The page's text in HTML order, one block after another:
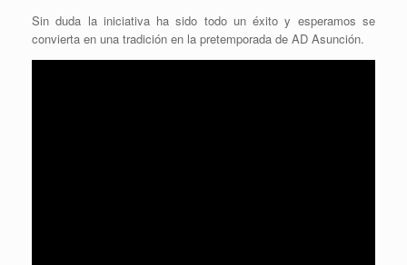
Sin duda la iniciativa ha sido todo un éxito y esperamos se
convierta en una tradición en la pretemporada de AD Asunción.